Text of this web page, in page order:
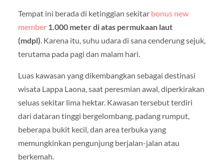
Tempat ini berada di ketinggian sekitar bonus new
member 1.000 meter di atas permukaan laut
(mdpl). Karena itu, suhu udara di sana cenderung sejuk,
terutama pada pagi dan malam hari.
Luas kawasan yang dikembangkan sebagai destinasi
wisata Lappa Laona, saat peresmian awal, diperkirakan
seluas sekitar lima hektar. Kawasan tersebut terdiri
dari dataran tinggi bergelombang, padang rumput,
beberapa bukit kecil, dan area terbuka yang
memungkinkan pengunjung berjalan-jalan atau
berkemah.